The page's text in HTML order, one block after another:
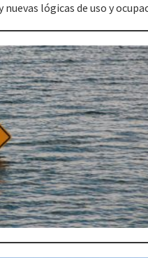
nuevas lógicas de uso y